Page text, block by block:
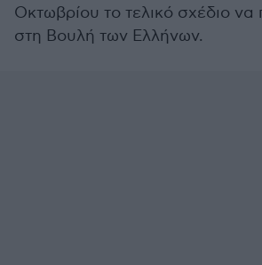
Οκτωβρίου το τελικό σχέδιο να
στη Βουλή των Ελλήνων.